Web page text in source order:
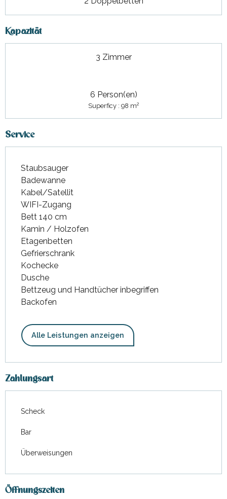
Kapazität
3 Zimmer
6 Person(en)
Superficy : 98 m2
Service
Staubsauger
Badewanne
Kabel/Satellit
WIFI-Zugang
Bett 140 cm
Kamin / Holzofen
Etagenbetten
Gefrierschrank
Kochecke
Dusche
Bettzeug und Handtücher inbegriffen
Backofen
Alle Leistungen anzeigen
Zahlungsart
Scheck
Bar
Überweisungen
Öffnungszeiten